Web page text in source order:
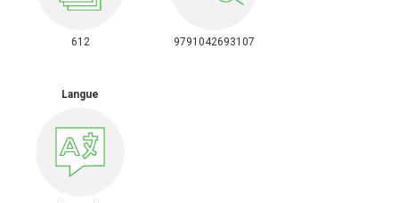
612 9791042693107
Langue